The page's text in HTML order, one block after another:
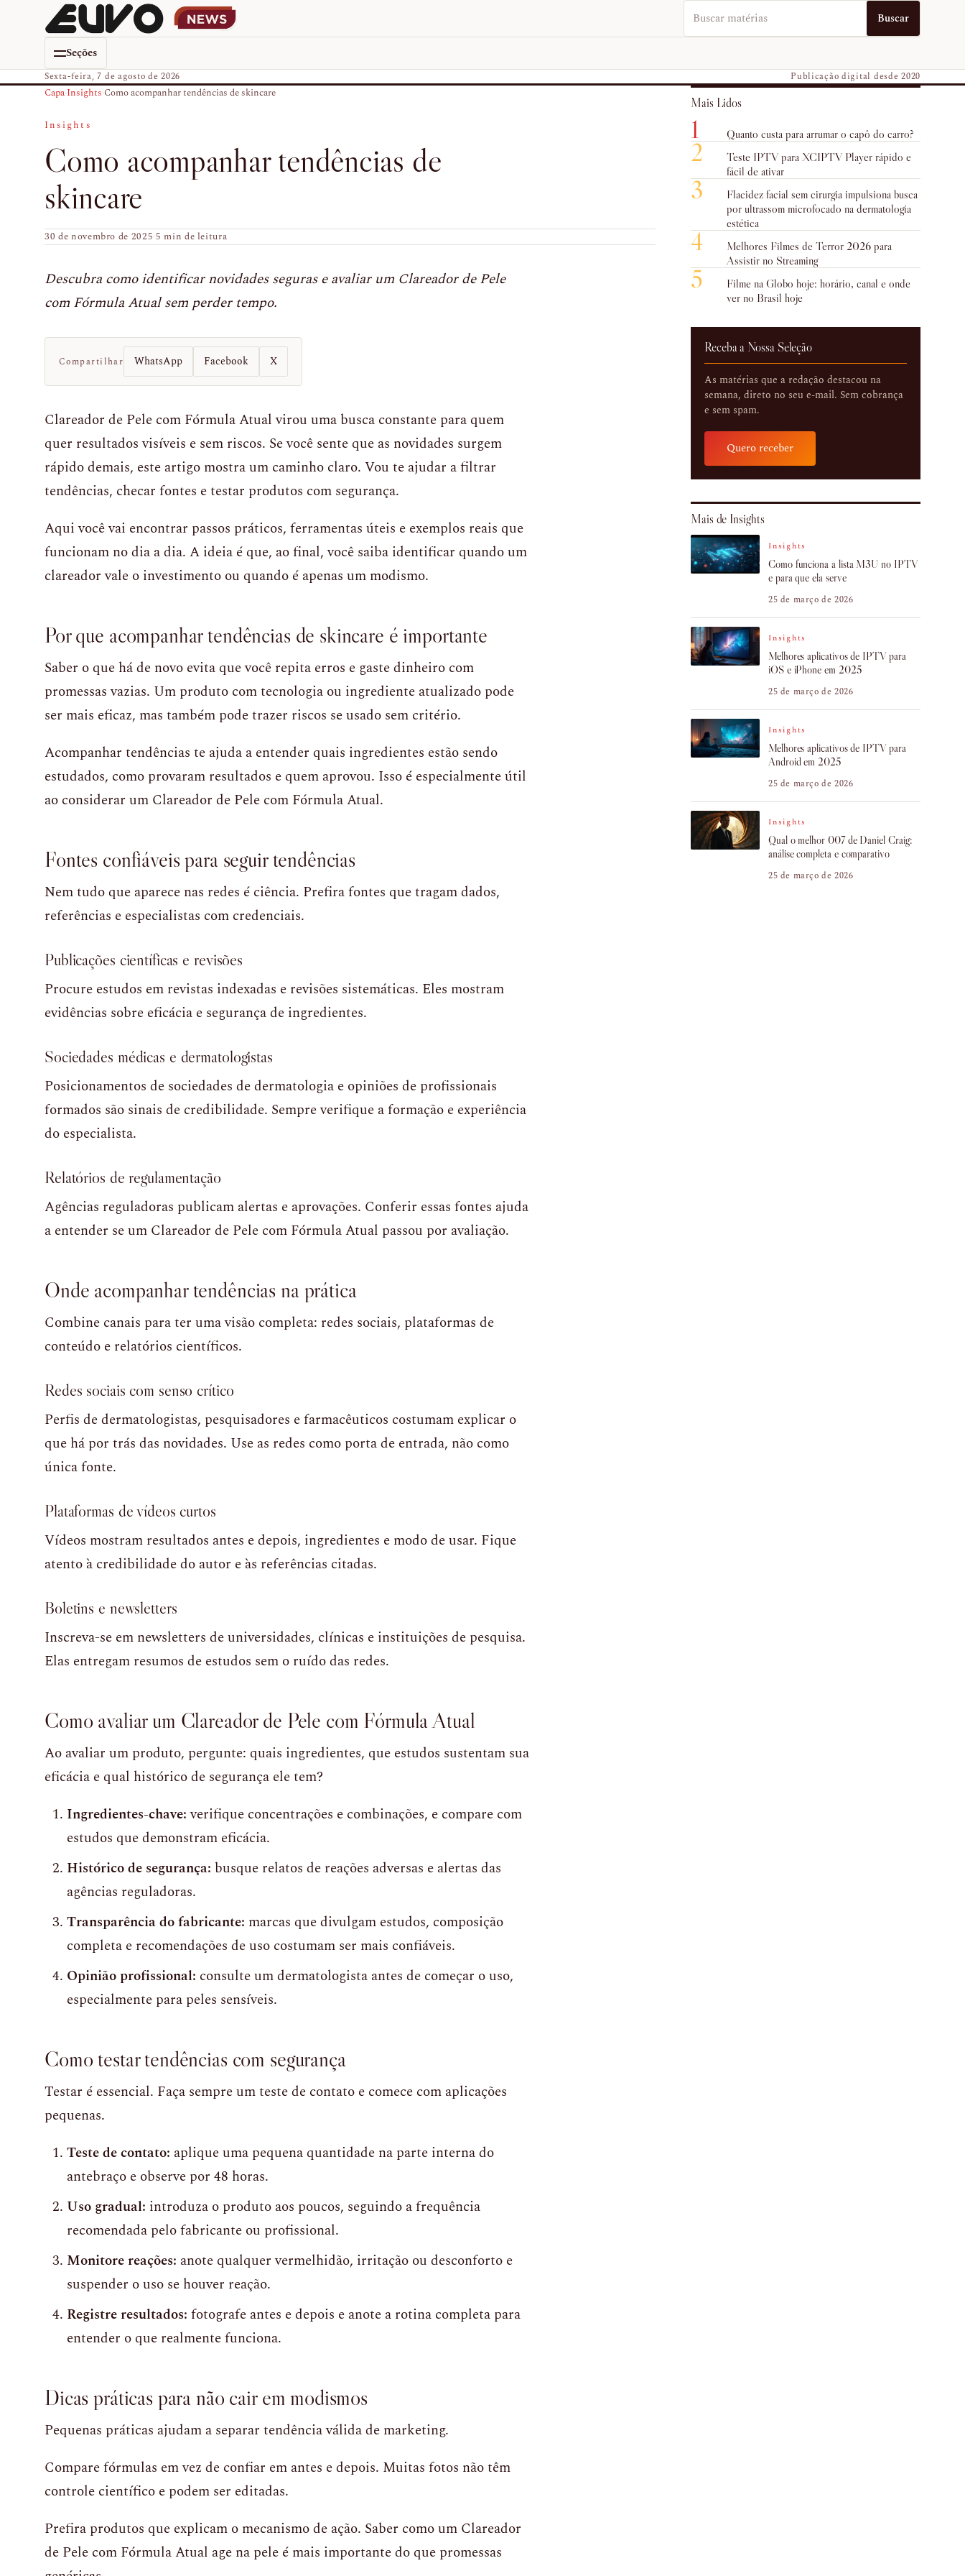
Buscar no EUVO News Buscar
Seções
Sexta-feira, 7 de agosto de 2026 Publicação digital desde 2020
Capa›Insights›Como acompanhar tendências de skincare
Insights
Como acompanhar tendências de
skincare
30 de novembro de 2025·5 min de leitura
Descubra como identificar novidades seguras e avaliar um Clareador de Pele
com Fórmula Atual sem perder tempo.
Compartilhar WhatsApp Facebook X
Clareador de Pele com Fórmula Atual virou uma busca constante para quem
quer resultados visíveis e sem riscos. Se você sente que as novidades surgem
rápido demais, este artigo mostra um caminho claro. Vou te ajudar a filtrar
tendências, checar fontes e testar produtos com segurança.
Aqui você vai encontrar passos práticos, ferramentas úteis e exemplos reais que
funcionam no dia a dia. A ideia é que, ao final, você saiba identificar quando um
clareador vale o investimento ou quando é apenas um modismo.
Por que acompanhar tendências de skincare é importante
Saber o que há de novo evita que você repita erros e gaste dinheiro com
promessas vazias. Um produto com tecnologia ou ingrediente atualizado pode
ser mais eficaz, mas também pode trazer riscos se usado sem critério.
Acompanhar tendências te ajuda a entender quais ingredientes estão sendo
estudados, como provaram resultados e quem aprovou. Isso é especialmente útil
ao considerar um Clareador de Pele com Fórmula Atual.
Fontes confiáveis para seguir tendências
Nem tudo que aparece nas redes é ciência. Prefira fontes que tragam dados,
referências e especialistas com credenciais.
Publicações científicas e revisões
Procure estudos em revistas indexadas e revisões sistemáticas. Eles mostram
evidências sobre eficácia e segurança de ingredientes.
Sociedades médicas e dermatologistas
Posicionamentos de sociedades de dermatologia e opiniões de profissionais
formados são sinais de credibilidade. Sempre verifique a formação e experiência
do especialista.
Relatórios de regulamentação
Agências reguladoras publicam alertas e aprovações. Conferir essas fontes ajuda
a entender se um Clareador de Pele com Fórmula Atual passou por avaliação.
Onde acompanhar tendências na prática
Combine canais para ter uma visão completa: redes sociais, plataformas de
conteúdo e relatórios científicos.
Redes sociais com senso crítico
Perfis de dermatologistas, pesquisadores e farmacêuticos costumam explicar o
que há por trás das novidades. Use as redes como porta de entrada, não como
única fonte.
Plataformas de vídeos curtos
Vídeos mostram resultados antes e depois, ingredientes e modo de usar. Fique
atento à credibilidade do autor e às referências citadas.
Boletins e newsletters
Inscreva-se em newsletters de universidades, clínicas e instituições de pesquisa.
Elas entregam resumos de estudos sem o ruído das redes.
Como avaliar um Clareador de Pele com Fórmula Atual
Ao avaliar um produto, pergunte: quais ingredientes, que estudos sustentam sua
eficácia e qual histórico de segurança ele tem?
Ingredientes-chave:verifique concentrações e combinações, e compare com
estudos que demonstram eficácia.
Histórico de segurança: busque relatos de reações adversas e alertas das
agências reguladoras.
Transparência do fabricante: marcas que divulgam estudos, composição
completa e recomendações de uso costumam ser mais confiáveis.
Opinião profissional: consulte um dermatologista antes de começar o uso,
especialmente para peles sensíveis.
Como testar tendências com segurança
Testar é essencial. Faça sempre um teste de contato e comece com aplicações
pequenas.
Teste de contato: aplique uma pequena quantidade na parte interna do
antebraço e observe por 48 horas.
Uso gradual: introduza o produto aos poucos, seguindo a frequência
recomendada pelo fabricante ou profissional.
Monitore reações: anote qualquer vermelhidão, irritação ou desconforto e
suspender o uso se houver reação.
Registre resultados: fotografe antes e depois e anote a rotina completa para
entender o que realmente funciona.
Dicas práticas para não cair em modismos
Pequenas práticas ajudam a separar tendência válida de marketing.
Compare fórmulas em vez de confiar em antes e depois. Muitas fotos não têm
controle científico e podem ser editadas.
Prefira produtos que explicam o mecanismo de ação. Saber como um Clareador
de Pele com Fórmula Atual age na pele é mais importante do que promessas
Mais Lidos
1 Quanto custa para arrumar o capô do carro?
2
Teste IPTV para XCIPTV Player rápido e
fácil de ativar
3
Flacidez facial sem cirurgia impulsiona busca
por ultrassom microfocado na dermatologia
estética
4
Melhores Filmes de Terror 2026 para
Assistir no Streaming
5
Filme na Globo hoje: horário, canal e onde
ver no Brasil hoje
Receba a Nossa Seleção
As matérias que a redação destacou na
semana, direto no seu e-mail. Sem cobrança
e sem spam.
Quero receber
Mais de Insights
Insights
Como funciona a lista M3U no IPTV
e para que ela serve
25 de março de 2026
Insights
Melhores aplicativos de IPTV para
iOS e iPhone em 2025
25 de março de 2026
Insights
Melhores aplicativos de IPTV para
Android em 2025
25 de março de 2026
Insights
Qual o melhor 007 de Daniel Craig:
análise completa e comparativo
25 de março de 2026